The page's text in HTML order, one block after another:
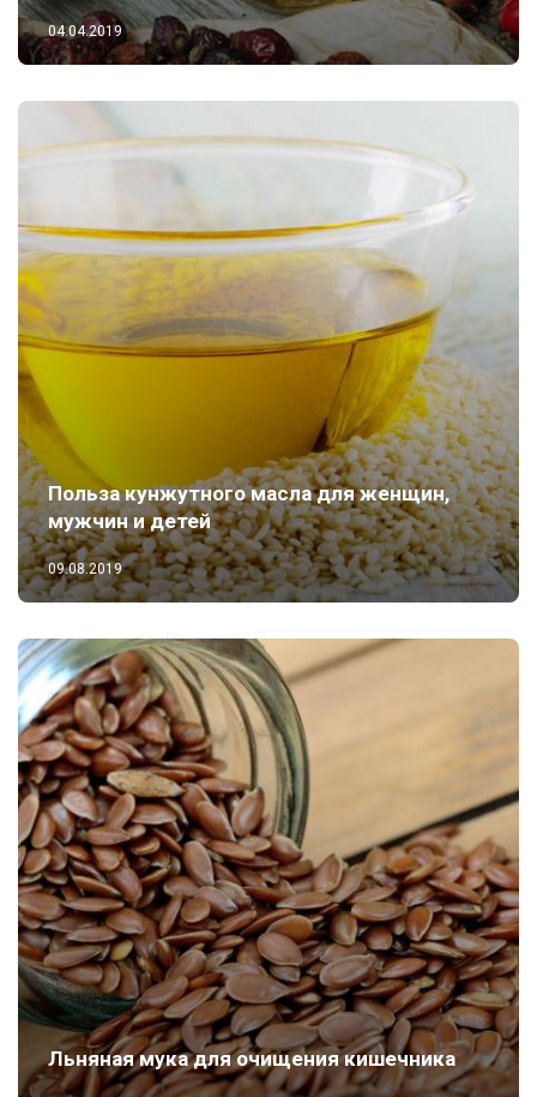
04.04.2019
Польза кунжутного масла для женщин,
мужчин и детей
09.08.2019
Льняная мука для очищения кишечника